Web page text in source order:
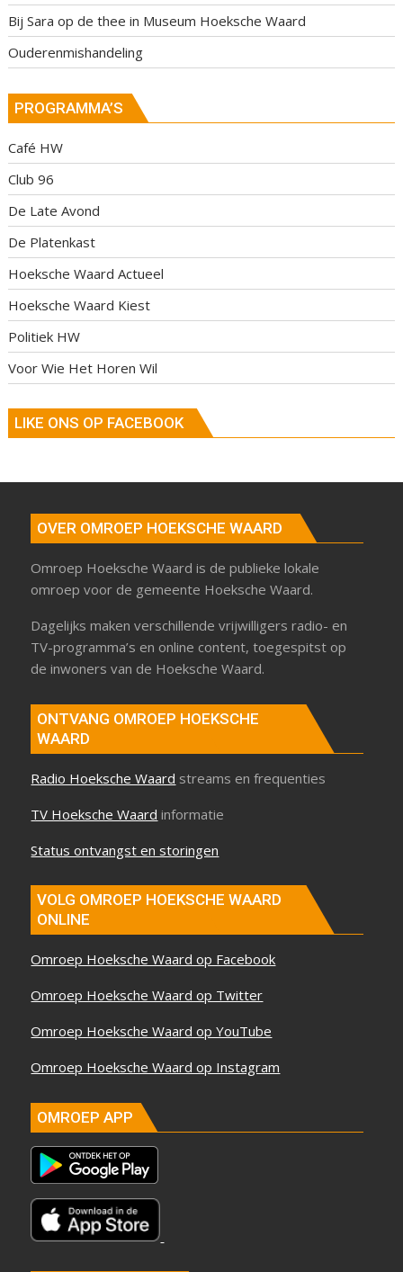
Bij Sara op de thee in Museum Hoeksche Waard
Ouderenmishandeling
PROGRAMMA’S
Café HW
Club 96
De Late Avond
De Platenkast
Hoeksche Waard Actueel
Hoeksche Waard Kiest
Politiek HW
Voor Wie Het Horen Wil
LIKE ONS OP FACEBOOK
OVER OMROEP HOEKSCHE WAARD
Omroep Hoeksche Waard is de publieke lokale
omroep voor de gemeente Hoeksche Waard.
Dagelijks maken verschillende vrijwilligers radio- en
TV-programma’s en online content, toegespitst op
de inwoners van de Hoeksche Waard.
ONTVANG OMROEP HOEKSCHE
WAARD
Radio Hoeksche Waard streams en frequenties
TV Hoeksche Waard informatie
Status ontvangst en storingen
VOLG OMROEP HOEKSCHE WAARD
ONLINE
Omroep Hoeksche Waard op Facebook
Omroep Hoeksche Waard op Twitter
Omroep Hoeksche Waard op YouTube
Omroep Hoeksche Waard op Instagram
OMROEP APP